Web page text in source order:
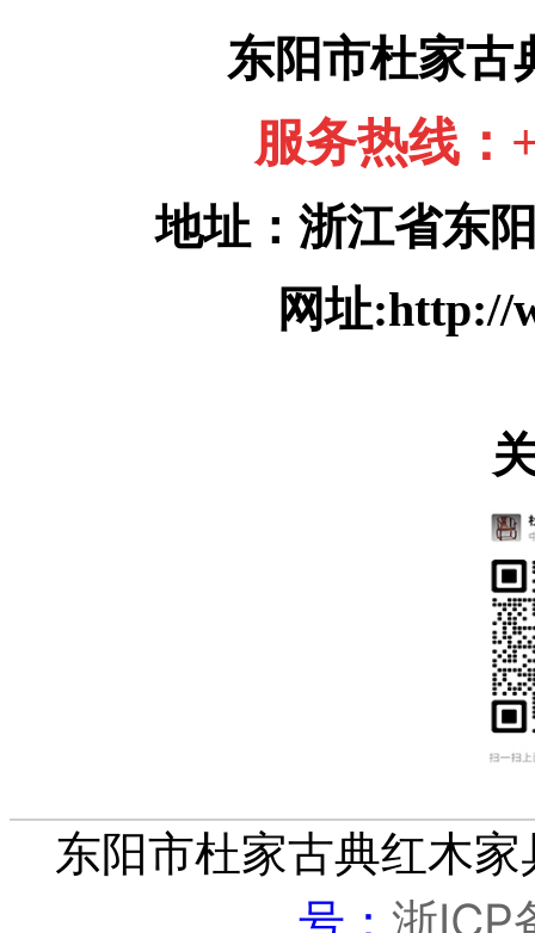
东阳市杜家古
服务热线：
地址：浙江省东
网址:http://
东阳市杜家古典红木
号： 浙ICP